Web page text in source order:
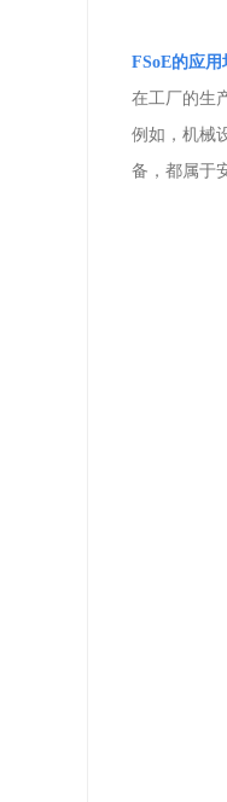
FSoE的应用
在工厂的生
例如，机械
备，都属于